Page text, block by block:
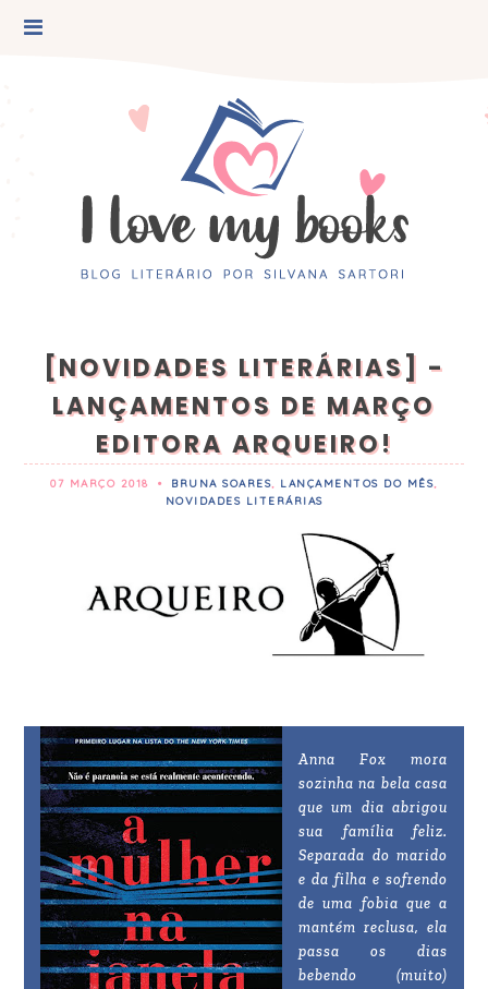
[NOVIDADES LITERÁRIAS] -
LANÇAMENTOS DE MARÇO
EDITORA ARQUEIRO!
07 MARÇO 2018 • BRUNA SOARES, LANÇAMENTOS DO MÊS,
NOVIDADES LITERÁRIAS
Anna Fox mora
sozinha na bela casa
que um dia abrigou
sua família feliz.
Separada do marido
e da filha e sofrendo
de uma fobia que a
mantém reclusa, ela
passa os dias
bebendo (muito)